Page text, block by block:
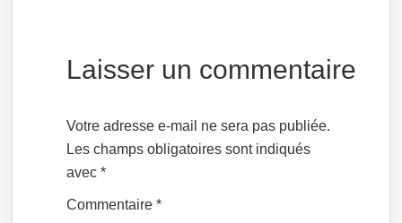
Laisser un commentaire
Votre adresse e-mail ne sera pas publiée.
Les champs obligatoires sont indiqués
avec*
Commentaire*